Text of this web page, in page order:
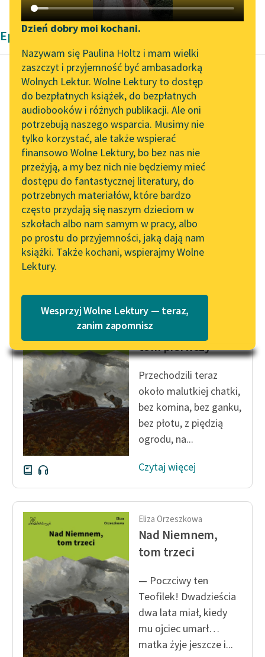
Katalog DAISY
Podkasty o książkach
Zgłoś brak utworu
Aktualności
„Prokurator Alicja Horn”
do słuchania
Byliśmy częścią AI Impact
Lab
Zapraszamy na spotkanie
online z tłumaczkami
literatury skandynawskiej
Spotkanie z Katarzyną
Tunkiel w Oslo
102. lata temu zmarł
Joseph Conrad
Lektury szkolne i klasyka
literatury do słuchania dla
uczennic i uczniów z
niepełnosprawnościami
E-kolekcja lektur
szkolnych i literatury do
słuchania dla uczennic i
uczniów z
niepełnosprawnościami
Feministyczne inspiracje.
Popularyzacja
skandynawskiej literatury
feministycznej
Ręce pełne poezji
Kolekcje edukacyjne
twórców przechodzących
do domeny publicznej,
lektur szkolnych oraz
Starego Testamentu
Odkurzamy bohaterów
Narzędzia
Mapa Wolnych Lektur
Leśmianator
Przewodnik dla piszących i
czytających
API
OAI-PMH
Widget Wolnych Lektur
Przypisy
Katalog w formacie PDF
Dzień dobry moi kochani.
Nazywam się Paulina Holtz i mam wielki
zaszczyt i przyjemność być ambasadorką
Wolnych Lektur. Wolne Lektury to dostęp
do bezpłatnych książek, do bezpłatnych
audiobooków i różnych publikacji. Ale oni
potrzebują naszego wsparcia. Musimy nie
tylko korzystać, ale także wspierać
finansowo Wolne Lektury, bo bez nas nie
przeżyją, a my bez nich nie będziemy mieć
dostępu do fantastycznej literatury, do
potrzebnych materiałów, które bardzo
często przydają się naszym dzieciom w
szkołach albo nam samym w pracy, albo
po prostu do przyjemności, jaką dają nam
książki. Także kochani, wspierajmy Wolne
Lektury.
Wesprzyj Wolne Lektury — teraz,
zanim zapomnisz
Epika Pozytywizm
Eliza Orzeszkowa
Nad Niemnem,
tom pierwszy
Wieści chodzą, że
gospodarstwem
prawie się nie zajmuje i
interesy swe wcale
nieosobliwie prowadzi,
a...
Eliza Orzeszkowa
Nad Niemnem,
tom pierwszy
Przechodzili teraz
około malutkiej chatki,
bez komina, bez ganku,
bez płotu, z piędzią
ogrodu, na...
Czytaj więcej
Eliza Orzeszkowa
Nad Niemnem,
tom trzeci
— Poczciwy ten
Teofilek! Dwadzieścia
dwa lata miał, kiedy
mu ojciec umarł…
matka żyje jeszcze i...